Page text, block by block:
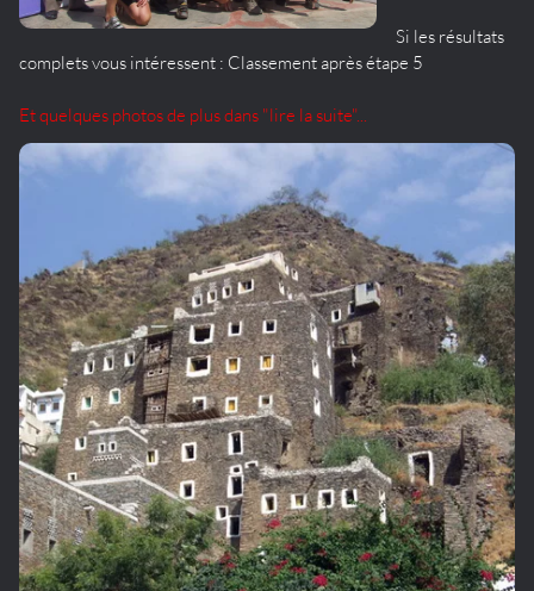
Si les résultats
complets vous intéressent : Classement après étape 5
Et quelques photos de plus dans "lire la suite"...